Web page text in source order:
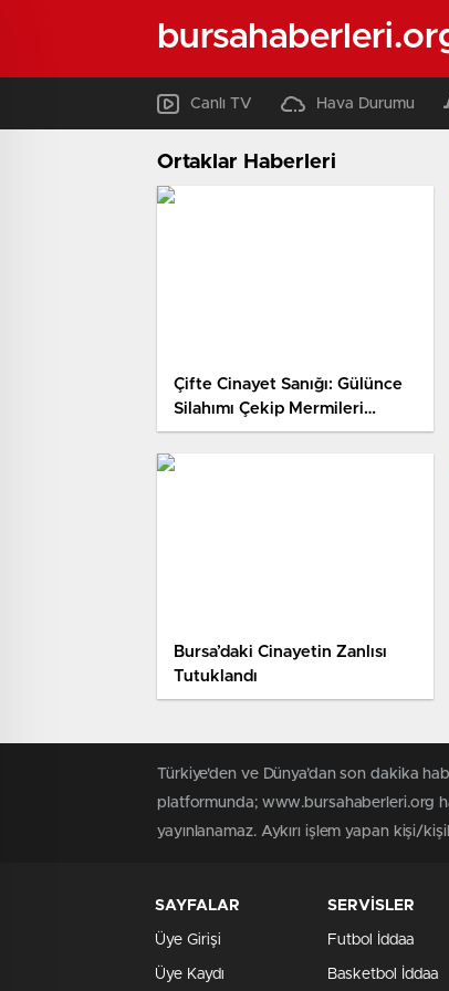
Canlı TV Hava Durumu
Ortaklar Haberleri
Çifte Cinayet Sanığı: Gülünce
Silahımı Çekip Mermileri
Boşalttım
Bursa’daki Cinayetin Zanlısı
Tutuklandı
Türkiye'den ve Dünya’dan son dakika
platformunda; www.bursahaberleri.org
yayınlanamaz. Aykırı işlem yapan kişi/
SAYFALAR
Üye Girişi
Üye Kaydı
SERVİSLER
Futbol İddaa
Basketbol İddaa